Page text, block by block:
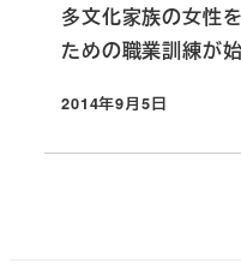
多文化家族の女性
ための職業訓練が
投稿日
2014年9月5日